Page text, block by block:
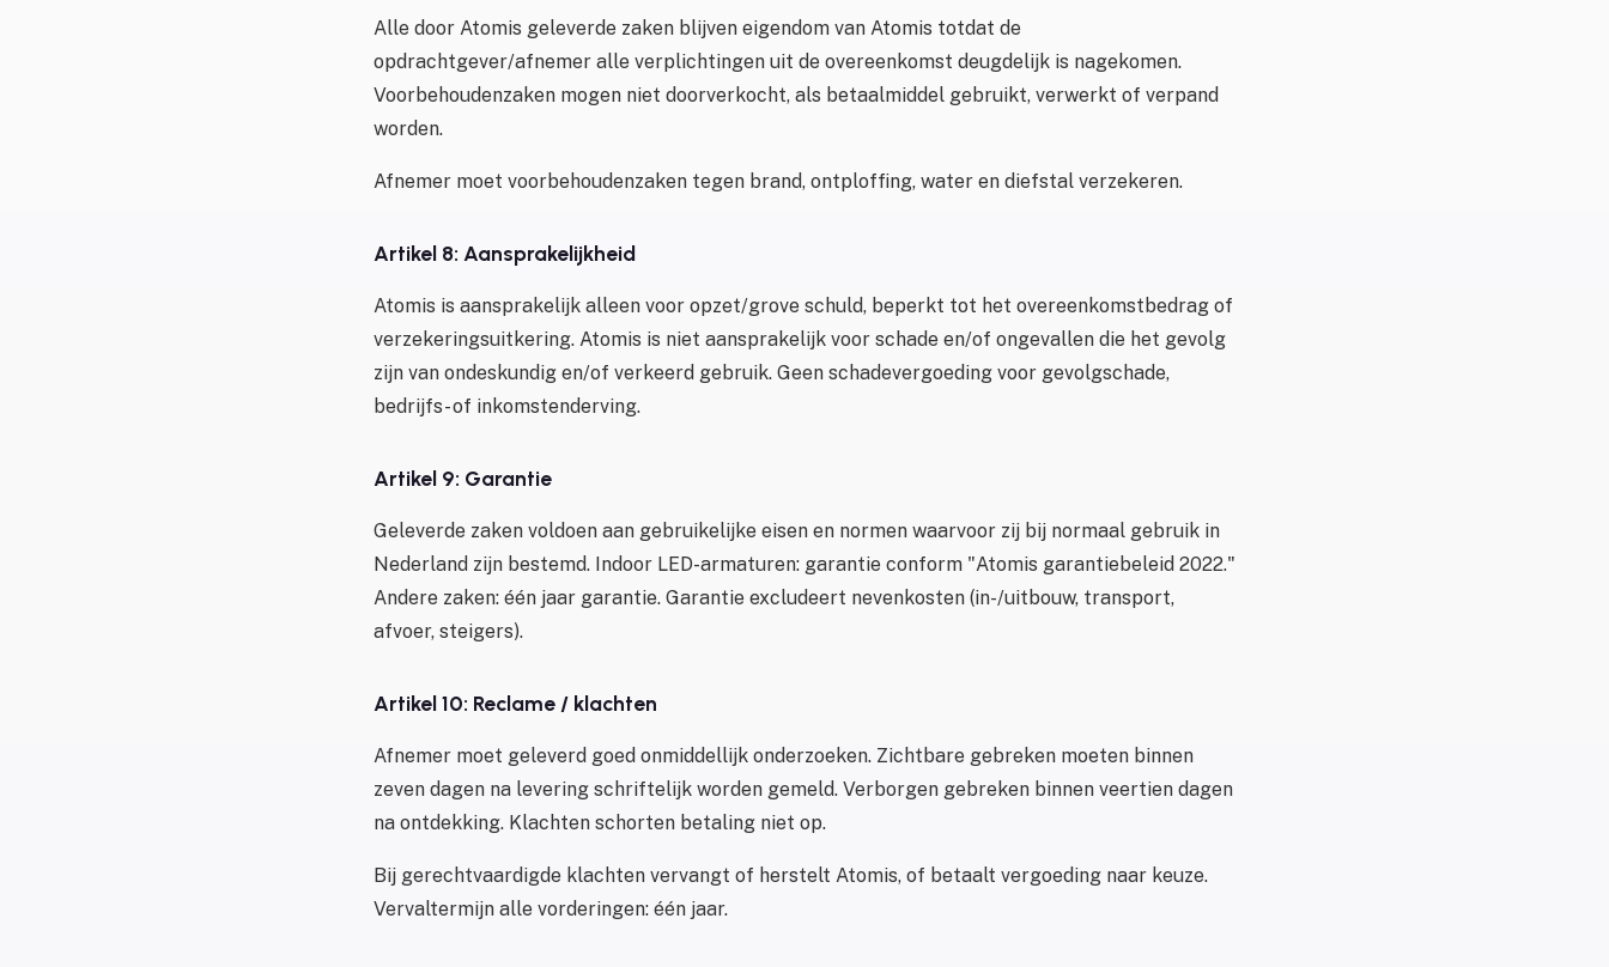
Alle door Atomis geleverde zaken blijven eigendom van Atomis totdat de
opdrachtgever/afnemer alle verplichtingen uit de overeenkomst deugdelijk is nagekomen.
Voorbehoudenzaken mogen niet doorverkocht, als betaalmiddel gebruikt, verwerkt of verpand
worden.
Afnemer moet voorbehoudenzaken tegen brand, ontploffing, water en diefstal verzekeren.
Artikel 8: Aansprakelijkheid
Atomis is aansprakelijk alleen voor opzet/grove schuld, beperkt tot het overeenkomstbedrag of
verzekeringsuitkering. Atomis is niet aansprakelijk voor schade en/of ongevallen die het gevolg
zijn van ondeskundig en/of verkeerd gebruik. Geen schadevergoeding voor gevolgschade,
bedrijfs- of inkomstenderving.
Artikel 9: Garantie
Geleverde zaken voldoen aan gebruikelijke eisen en normen waarvoor zij bij normaal gebruik in
Nederland zijn bestemd. Indoor LED-armaturen: garantie conform "Atomis garantiebeleid 2022."
Andere zaken: één jaar garantie. Garantie excludeert nevenkosten (in-/uitbouw, transport,
afvoer, steigers).
Artikel 10: Reclame / klachten
Afnemer moet geleverd goed onmiddellijk onderzoeken. Zichtbare gebreken moeten binnen
zeven dagen na levering schriftelijk worden gemeld. Verborgen gebreken binnen veertien dagen
na ontdekking. Klachten schorten betaling niet op.
Bij gerechtvaardigde klachten vervangt of herstelt Atomis, of betaalt vergoeding naar keuze.
Vervaltermijn alle vorderingen: één jaar.